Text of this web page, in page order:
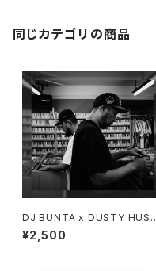
同じカテゴリの商品
DJ BUNTA x DUSTY HUSK
Y - 47 CAMPiN DIGGiN "C
D"
¥2,500